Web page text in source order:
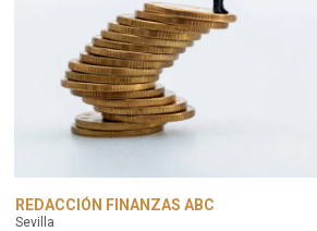
REDACCIÓN FINANZAS ABC
Sevilla